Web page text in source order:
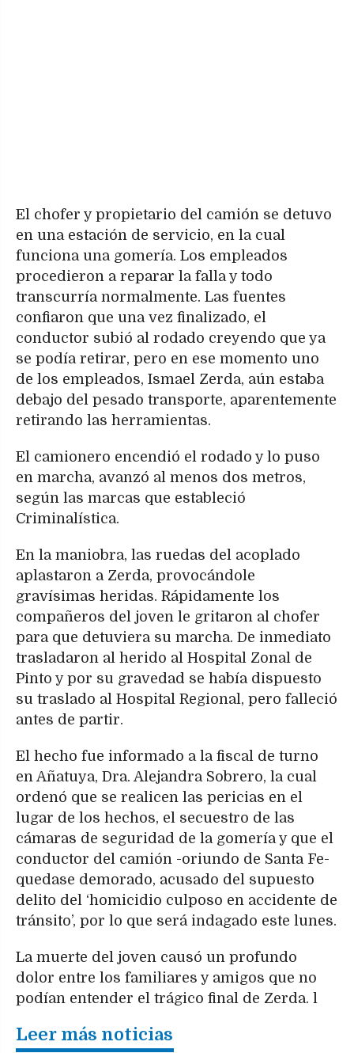
El chofer y propietario del camión se detuvo
en una estación de servicio, en la cual
funciona una gomería. Los empleados
procedieron a reparar la falla y todo
transcurría normalmente. Las fuentes
confiaron que una vez finalizado, el
conductor subió al rodado creyendo que ya
se podía retirar, pero en ese momento uno
de los empleados, Ismael Zerda, aún estaba
debajo del pesado transporte, aparentemente
retirando las herramientas.
El camionero encendió el rodado y lo puso
en marcha, avanzó al menos dos metros,
según las marcas que estableció
Criminalística.
En la maniobra, las ruedas del acoplado
aplastaron a Zerda, provocándole
gravísimas heridas. Rápidamente los
compañeros del joven le gritaron al chofer
para que detuviera su marcha. De inmediato
trasladaron al herido al Hospital Zonal de
Pinto y por su gravedad se había dispuesto
su traslado al Hospital Regional, pero falleció
antes de partir.
El hecho fue informado a la fiscal de turno
en Añatuya, Dra. Alejandra Sobrero, la cual
ordenó que se realicen las pericias en el
lugar de los hechos, el secuestro de las
cámaras de seguridad de la gomería y que el
conductor del camión -oriundo de Santa Fe-
quedase demorado, acusado del supuesto
delito del ‘homicidio culposo en accidente de
tránsito’, por lo que será indagado este lunes.
La muerte del joven causó un profundo
dolor entre los familiares y amigos que no
podían entender el trágico final de Zerda. l
Leer más noticias